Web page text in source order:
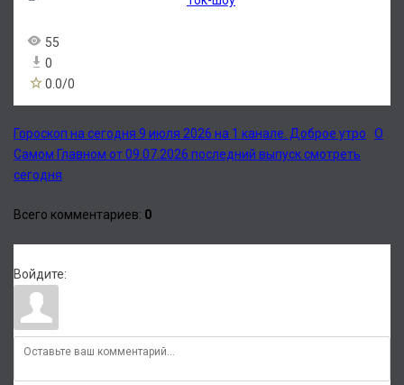
55
0
0.0/0
Гороскоп на сегодня 9 июля 2026 на 1 канале. Доброе утро
О
Самом Главном от 09.07.2026 последний выпуск смотреть
сегодня
Всего комментариев: 0
Войдите: